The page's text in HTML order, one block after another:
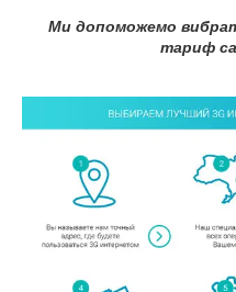
Ми допоможемо
тариф